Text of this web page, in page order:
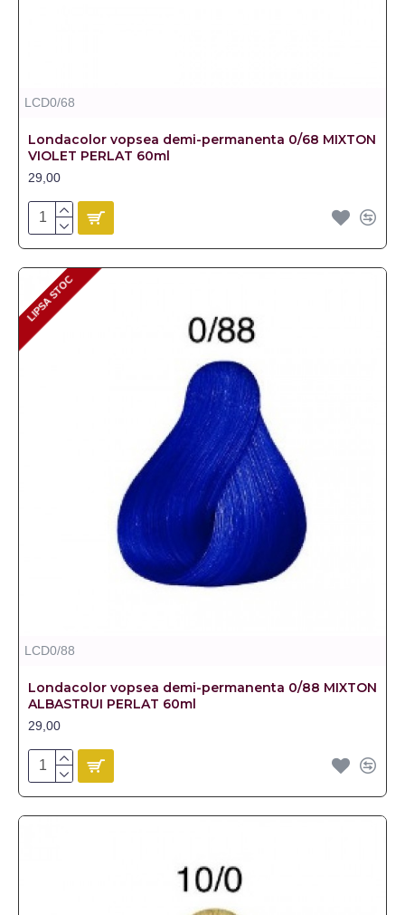
LCD0/68
Londacolor vopsea demi-permanenta 0/68 MIXTON
VIOLET PERLAT 60ml
29,00
LIPSA STOC
LIPSA STOC
LCD0/88
Londacolor vopsea demi-permanenta 0/88 MIXTON
ALBASTRUI PERLAT 60ml
29,00